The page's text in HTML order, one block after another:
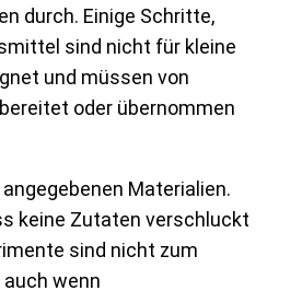
durch. Einige Schritte,
sind nicht für kleine
und müssen von
oder übernommen
Materialien.
keine Zutaten verschluckt
sind nicht zum
wenn